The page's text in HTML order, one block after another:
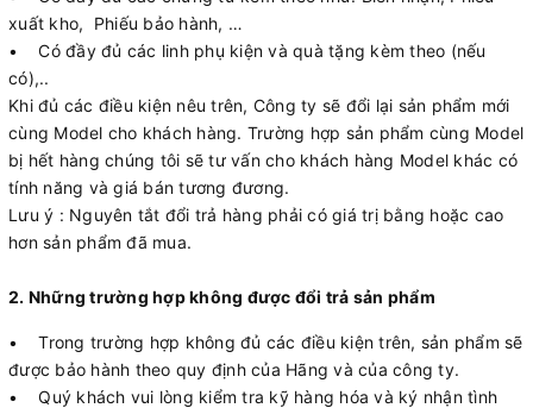
xuất kho, Phiếu bảo hành, …
• Có đầy đủ các linh phụ kiện và quà tặng kèm theo (nếu
có),..
Khi đủ các điều kiện nêu trên, Công ty sẽ đổi lại sản phẩm mới
cùng Model cho khách hàng. Trường hợp sản phẩm cùng Model
bị hết hàng chúng tôi sẽ tư vấn cho khách hàng Model khác có
tính năng và giá bán tương đương.
Lưu ý : Nguyên tắt đổi trả hàng phải có giá trị bằng hoặc cao
hơn sản phẩm đã mua.
2. Những trường hợp không được đổi trả sản phẩm
• Trong trường hợp không đủ các điều kiện trên, sản phẩm sẽ
được bảo hành theo quy định của Hãng và của công ty.
• Quý khách vui lòng kiểm tra kỹ hàng hóa và ký nhận tình